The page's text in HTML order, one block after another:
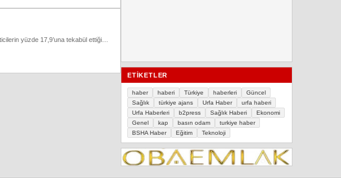
yüzde 17,9’una tekabül ettiği…
ETIKETLER
haber haberi Türkiye haberleri
Güncel
Sağlık
türkiye ajans Urfa Haber
urfa haberi
Urfa Haberleri
b2press Sağlık Haberi
Ekonomi
Genel
kap basın odam
turkiye haber
BSHA Haber
Eğitim Teknoloji